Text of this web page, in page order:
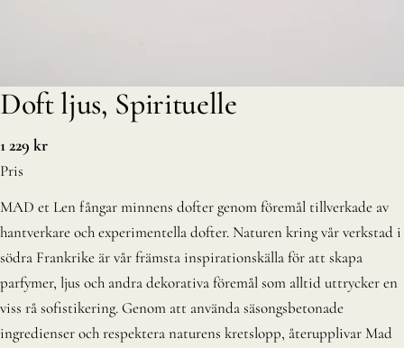
Doft ljus, Spirituelle
Vanligt
pris
1 229 kr
Pris
MAD et Len fångar minnens dofter genom föremål tillverkade av
hantverkare och experimentella dofter. Naturen kring vår verkstad i
södra Frankrike är vår främsta inspirationskälla för att skapa
parfymer, ljus och andra dekorativa föremål som alltid uttrycker en
viss rå sofistikering. Genom att använda säsongsbetonade
ingredienser och respektera naturens kretslopp, återupplivar Mad